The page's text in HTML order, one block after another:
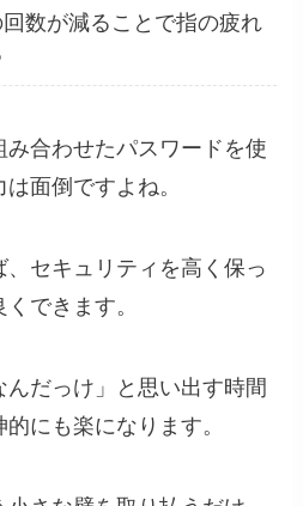
数が減ることで指の疲れ
合わせたパスワードを使
面倒ですよね。
セキュリティを高く保っ
できます。
んだっけ」と思い出す時間
にも楽になります。